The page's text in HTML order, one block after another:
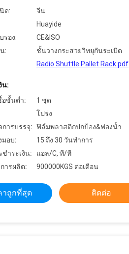
ด:
จีน
Huayide
รอง:
CE&ISO
:
ชั้นวางกระสวยวิทยุกันระเบิด
Radio Shuttle Pallet Rack.pdf
น:
อขั้นต่ำ:
1 ชุด
โปร่ง
การบรรจุ: ฟิล์มพลาสติกปกป้อง&ฟองน้ำ
มอบ:
15 ถึง 30 วันทำการ
ชำระเงิน:
แอล/C, ที/ที
ารผลิต:
900000KGS ต่อเดือน
าถูกที่สุด ติดต่อ